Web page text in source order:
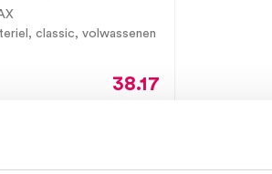
classic, volwassenen
38.17